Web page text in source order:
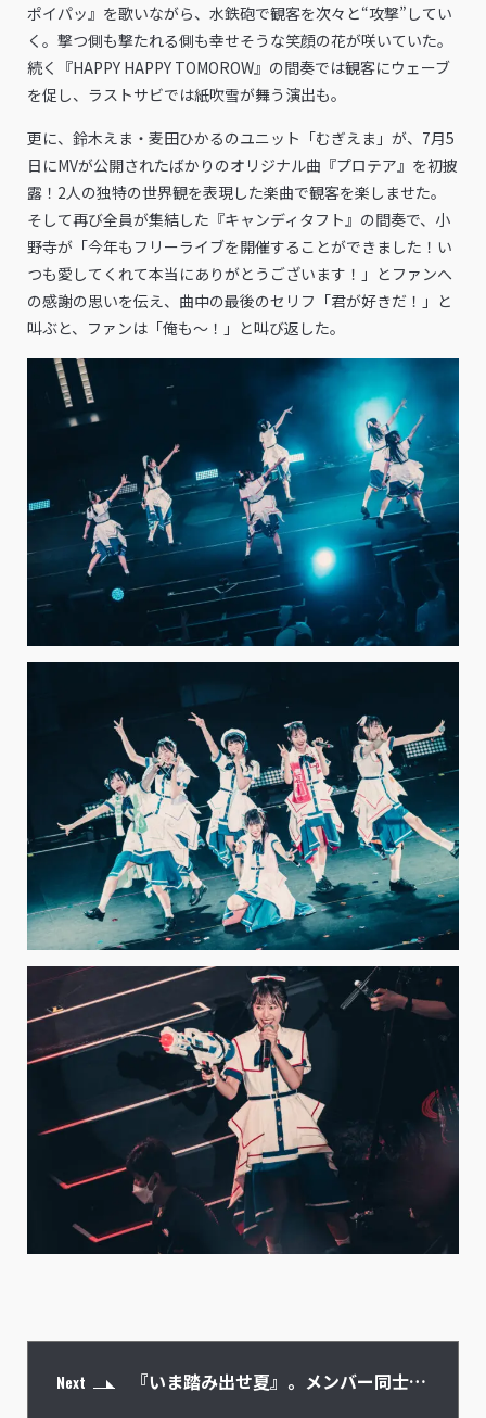
ポイパッ』を歌いながら、水鉄砲で観客を次々と“攻撃”してい
く。撃つ側も撃たれる側も幸せそうな笑顔の花が咲いていた。
続く『HAPPY HAPPY TOMOROW』の間奏では観客にウェーブ
を促し、ラストサビでは紙吹雪が舞う演出も。
更に、鈴木えま・麦田ひかるのユニット「むぎえま」が、7月5
日にMVが公開されたばかりのオリジナル曲『プロテア』を初披
露！2人の独特の世界観を表現した楽曲で観客を楽しませた。
そして再び全員が集結した『キャンディタフト』の間奏で、小
野寺が「今年もフリーライブを開催することができました！い
つも愛してくれて本当にありがとうございます！」とファンへ
の感謝の思いを伝え、曲中の最後のセリフ「君が好きだ！」と
叫ぶと、ファンは「俺も～！」と叫び返した。
Next 『いま踏み出せ夏』。メンバー同士、